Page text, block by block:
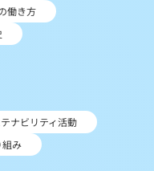
働き方
ナビリティ活動
組み